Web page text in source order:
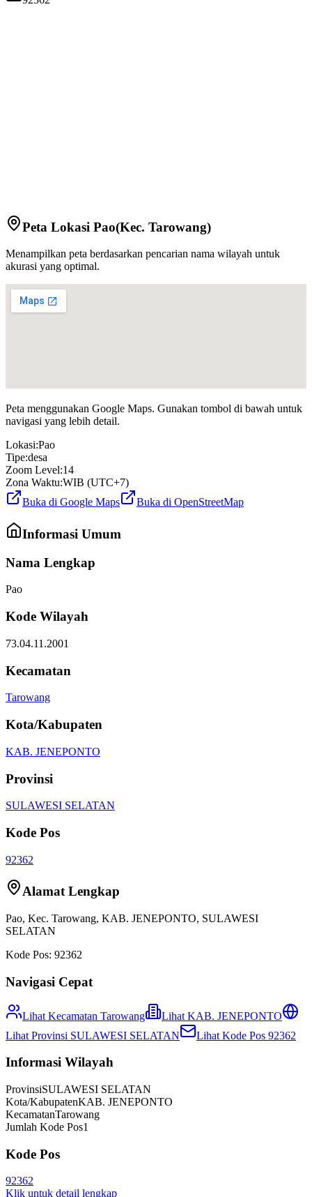
Peta Lokasi Pao(Kec. Tarowang)
Menampilkan peta berdasarkan pencarian nama wilayah untuk
akurasi yang optimal.
Peta menggunakan Google Maps. Gunakan tombol di bawah untuk
navigasi yang lebih detail.
Lokasi:Pao
Tipe:desa
Zoom Level:14
Zona Waktu:WIB (UTC+7)
Buka di Google Maps
Buka di OpenStreetMap
Informasi Umum
Nama Lengkap
Pao
Kode Wilayah
73.04.11.2001
Kecamatan
Tarowang
Kota/Kabupaten
KAB. JENEPONTO
Provinsi
SULAWESI SELATAN
Kode Pos
92362
Alamat Lengkap
Pao, Kec. Tarowang, KAB. JENEPONTO, SULAWESI
SELATAN
Kode Pos: 92362
Navigasi Cepat
Lihat Kecamatan Tarowang Lihat KAB. JENEPONTO
Lihat Provinsi SULAWESI SELATAN Lihat Kode Pos 92362
Informasi Wilayah
ProvinsiSULAWESI SELATAN
Kota/KabupatenKAB. JENEPONTO
KecamatanTarowang
Jumlah Kode Pos1
Kode Pos
92362
Klik untuk detail lengkap